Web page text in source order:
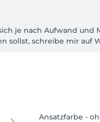
je nach Aufwand und
sollst, schreibe mir auf
zur Kinnlänge. Ansatzfarbe -